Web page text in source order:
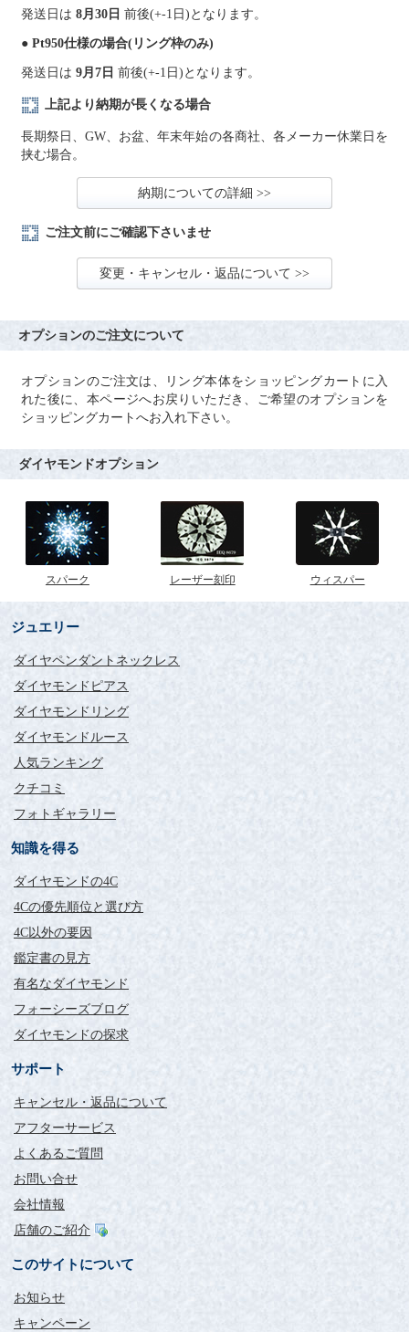
発送日は 8月30日 前後(+-1日)となります。
● Pt950仕様の場合(リング枠のみ)
発送日は 9月7日 前後(+-1日)となります。
上記より納期が長くなる場合
長期祭日、GW、お盆、年末年始の各商社、各メーカー休業日を
挟む場合。
納期についての詳細 >>
ご注文前にご確認下さいませ
変更・キャンセル・返品について >>
オプションのご注文について
オプションのご注文は、リング本体をショッピングカートに入
れた後に、本ページへお戻りいただき、ご希望のオプションを
ショッピングカートへお入れ下さい。
ダイヤモンドオプション
スパーク レーザー刻印 ウィスパー
ジュエリー
ダイヤペンダントネックレス
ダイヤモンドピアス
ダイヤモンドリング
ダイヤモンドルース
人気ランキング
クチコミ
フォトギャラリー
知識を得る
ダイヤモンドの4C
4Cの優先順位と選び方
4C以外の要因
鑑定書の見方
有名なダイヤモンド
フォーシーズブログ
ダイヤモンドの探求
サポート
キャンセル・返品について
アフターサービス
よくあるご質問
お問い合せ
会社情報
店舗のご紹介
このサイトについて
お知らせ
キャンペーン